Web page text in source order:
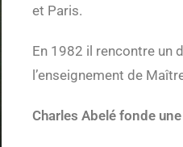
et Paris.
En 1982 il rencontre un
l’enseignement de
Charles Abelé fonde